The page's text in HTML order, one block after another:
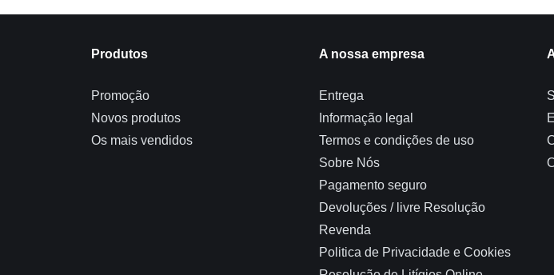
Produtos
Promoção
Novos produtos
Os mais vendidos
A nossa empresa
Entrega
Informação legal
Termos e condições de uso
Sobre Nós
Pagamento seguro
Devoluções / livre Resolução
Revenda
Politica de Privacidade e Cookies